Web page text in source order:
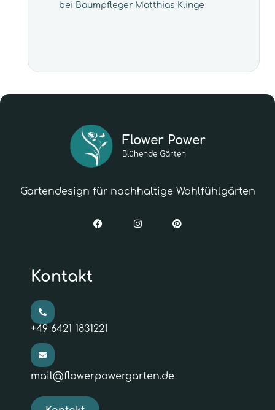
bei Baumpfleger Matthias Klinge
Flower Power
Blühende Gärten
Gartendesign für nachhaltige Wohlfühlgärten
Kontakt
+49 6421 1831221
mail@flowerpowergarten.de